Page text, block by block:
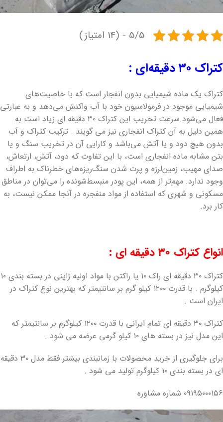
5/5 - (14 امتیاز)
کتراک ۳۰ دقیقه‌ای :
کتراک یک ماده شیمیایی بدون انفجار است که با خاصیت‌های
شیمیایی موجود در فرمولاسیون خود با آب واکنش می‌دهد و به عبارتی
فعال می‌شود.سرعت تخریب این کتراک ۳۰ دقیقه ای زیاد است به
همین دلیل به آن کتراک انفجاری نیز می گویند . ترکیب کتراک و آب
بدون هیچ دود و یا آتش می‌باشد و کارایی آن در تخریب سنگ و یا
بتن مشابه ماده انفجاری است، با این تفاوت که دود، آتش، ارتعاش،
صدای مهیب، زمین‌لرزه و پرت شدن سنگ‌ریزه‌های خطرناک به اطراف
وجود ندارد. مهم‌تر از همه، این پودر منبسط‌شونده را می‌توان در مناطق
مسکونی و شهری که استفاده از مواد منفجره در آنجا ممکن نیست، به
کار برد.
انواع کتراک ۳۰ دقیقه ای :
کتراک ۳۰ دقیقه ای راک ۱۰ یا راکتن با مواد اولیه ژاپنی در بسته بندی ۱۰
کیلوگرم . با قدرت ۱۲۰۰ کیلو گرم بر سانتیمتر که بهترین نوع کتراک در
ایران است .
کتراک ۳۰ دقیقه ای تمام ایرانی با قدرت ۱۲۰۰ کیلوگرم بر سانتیمتر که
این مدل نیز در بسته های ۱۰ کیلو گرمی عرضه می شود .
برای جلوگیری از خرید محصولات با زمانبندی بیشتر فقط مدل ۳۰ دقیقه
ای در بسته بندی ۱۰ کیلوگرم تولید می شود .
۰۹۱۹۵۰۰۰۱۵۶ شماره مشاوره